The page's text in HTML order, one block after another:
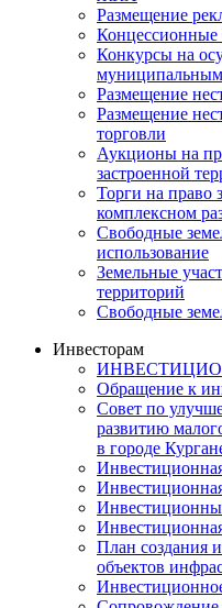
Размещение
Концессионные
Конкурсы на
Размещение
Размещение
торговли
Аукционы на
застроенной
Торги на право
комплексном
Свободные
использование
Земельные
территорий
Свободные
Инвесторам
Обращение к
Совет по
развитию
в городе
План создания
объектов